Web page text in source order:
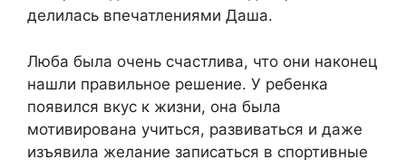
делилась впечатлениями Даша.
Люба была очень счастлива, что они наконец
нашли правильное решение. У ребенка
появился вкус к жизни, она была
мотивирована учиться, развиваться и даже
изъявила желание записаться в спортивные